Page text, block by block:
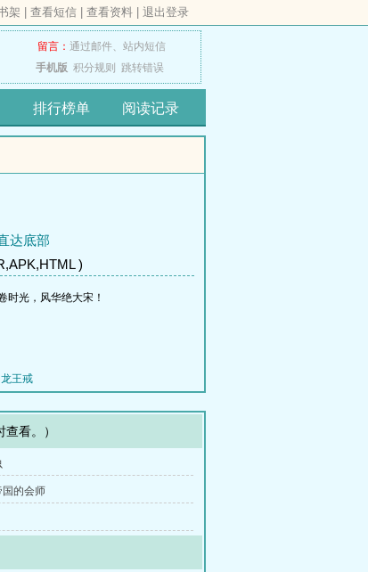
架 查看短信 查看资料 退出登录
留言： 通过邮件、 站内短信
手机版 积分规则 跳转错误
排行榜单 阅读记录
达底部
)
时光，风华绝大宋！
龙王戒
看。）
的会师